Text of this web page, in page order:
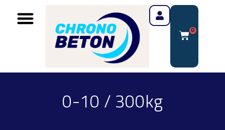
0
0-10 / 300kg